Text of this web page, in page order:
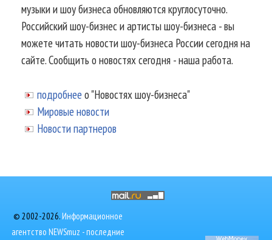
музыки и шоу бизнеса обновляются круглосуточно.
Российский шоу-бизнес и артисты шоу-бизнеса - вы
можете читать новости шоу-бизнеса России сегодня на
сайте. Сообщить о новостях сегодня - наша работа.
подробнее о "Новостях шоу-бизнеса"
Мировые новости
Новости партнеров
© 2002-2026.Информационное
агентство NEWSmuz - последние